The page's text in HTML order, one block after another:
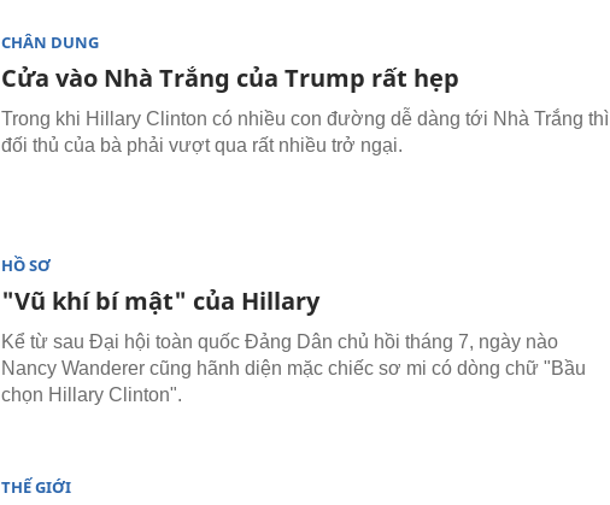
CHÂN DUNG
Cửa vào Nhà Trắng của Trump rất hẹp
Trong khi Hillary Clinton có nhiều con đường dễ dàng tới Nhà Trắng thì
đối thủ của bà phải vượt qua rất nhiều trở ngại.
HỒ SƠ
"Vũ khí bí mật" của Hillary
Kể từ sau Đại hội toàn quốc Đảng Dân chủ hồi tháng 7, ngày nào
Nancy Wanderer cũng hãnh diện mặc chiếc sơ mi có dòng chữ "Bầu
chọn Hillary Clinton".
THẾ GIỚI